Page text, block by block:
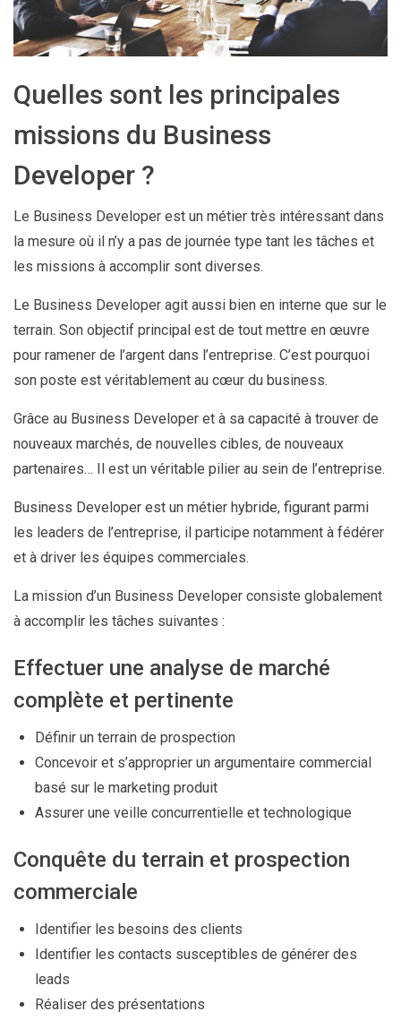
Quelles sont les principales
missions du Business
Developer ?
Le Business Developer est un métier très intéressant dans
la mesure où il n’y a pas de journée type tant les tâches et
les missions à accomplir sont diverses.
Le Business Developer agit aussi bien en interne que sur le
terrain. Son objectif principal est de tout mettre en œuvre
pour ramener de l’argent dans l’entreprise. C’est pourquoi
son poste est véritablement au cœur du business.
Grâce au Business Developer et à sa capacité à trouver de
nouveaux marchés, de nouvelles cibles, de nouveaux
partenaires… Il est un véritable pilier au sein de l’entreprise.
Business Developer est un métier hybride, figurant parmi
les leaders de l’entreprise, il participe notamment à fédérer
et à driver les équipes commerciales.
La mission d’un Business Developer consiste globalement
à accomplir les tâches suivantes :
Effectuer une analyse de marché
complète et pertinente
Définir un terrain de prospection
Concevoir et s’approprier un argumentaire commercial
basé sur le marketing produit
Assurer une veille concurrentielle et technologique
Conquête du terrain et prospection
commerciale
Identifier les besoins des clients
Identifier les contacts susceptibles de générer des
leads
Réaliser des présentations